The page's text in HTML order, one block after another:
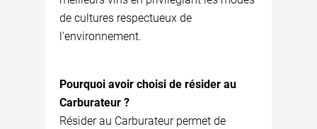
de cultures respectueux de
l’environnement.
Pourquoi avoir choisi de résider au
Carburateur ?
Résider au Carburateur permet de